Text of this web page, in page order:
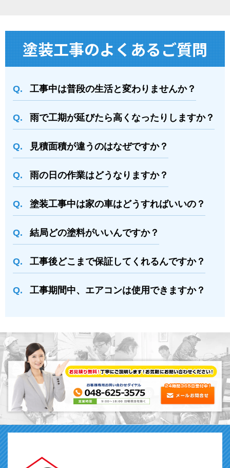
塗装⼯事のよくあるご質問
工事中は普段の生活と変わりませんか？
雨で工期が延びたら高くなったりしますか？
⾒積⾯積が違うのはなぜですか？
⾬の日の作業はどうなりますか？
塗装⼯事中は家の⾞はどうすればいいの？
結局どの塗料がいいんですか？
⼯事後どこまで保証してくれるんですか？
⼯事期間中、エアコンは使⽤できますか？